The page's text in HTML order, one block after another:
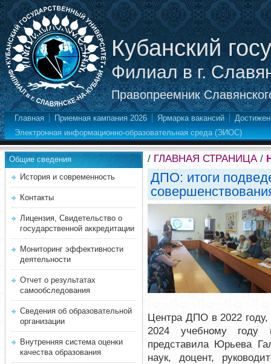
Кубанский
Филиал в г.
Правопреемник
Главная Приемная кампания 2026 Ярмарка вакансий
Электронная информационно-образовательная среда (ЭИОС)
Общие сведения
История и современность
Контакты
Лицензия, Свидетельство о
государственной аккредитации
Мониторинг эффективности
деятельности
Отчет о результатах
самообследования
Сведения об образовательной
организации
Внутренняя система оценки
качества образования
/ ГЛАВНАЯ СТРАНИЦА/
ДПО: итоги
Центра ДПО в 2022 году,
2024 учебному году
представила Юрьева
наук, доцент,